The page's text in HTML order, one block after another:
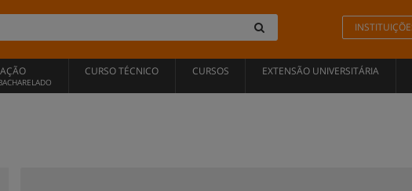
CURSO TÉCNICO CURSOS EXTENSÃO UNIVERSITÁRIA